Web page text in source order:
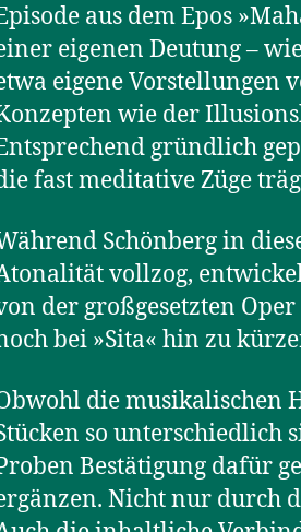
aus dem Epos
eigenen Deutung –
eigene Vorstellungen
wie der
gründlich
fast meditative Züge
Schönberg in
vollzog,
der großgesetzten
bei »Sita« hin zu
die musikalischen
so unterschiedlich
Bestätigung dafür
Nicht nur durch